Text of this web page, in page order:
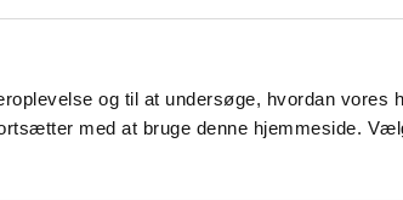
og til at undersøge, hvordan vores
med at bruge denne hjemmeside.